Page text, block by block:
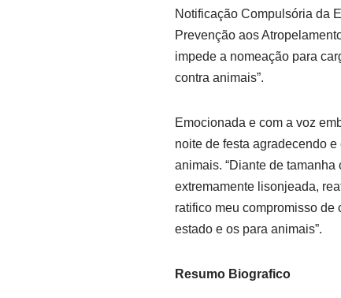
Notificação Compulsória da
Prevenção aos
impede a nomeação para
contra animais”.
Emocionada e com a voz
noite de festa agradecendo
animais. “Diante de
extremamente lisonjeada,
ratifico meu compromisso
estado e os para animais”.
Resumo Biografico